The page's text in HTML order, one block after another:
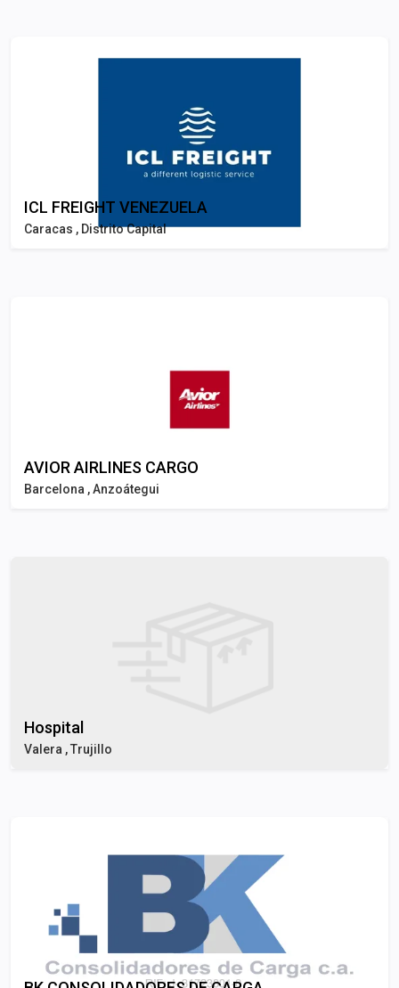
ICL FREIGHT VENEZUELA
Caracas , Distrito Capital
AVIOR AIRLINES CARGO
Barcelona , Anzoátegui
Hospital
Valera , Trujillo